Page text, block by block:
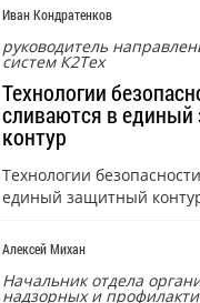
Иван Кондратенков
руководитель
систем К2Тех
Технологии
сливаются в
контур
Технологии
единый защитный
Алексей Михан
Начальник отдела
надзорных и